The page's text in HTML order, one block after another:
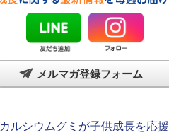
メルマガ登録フォーム
カルシウムグミが子供成長を応援